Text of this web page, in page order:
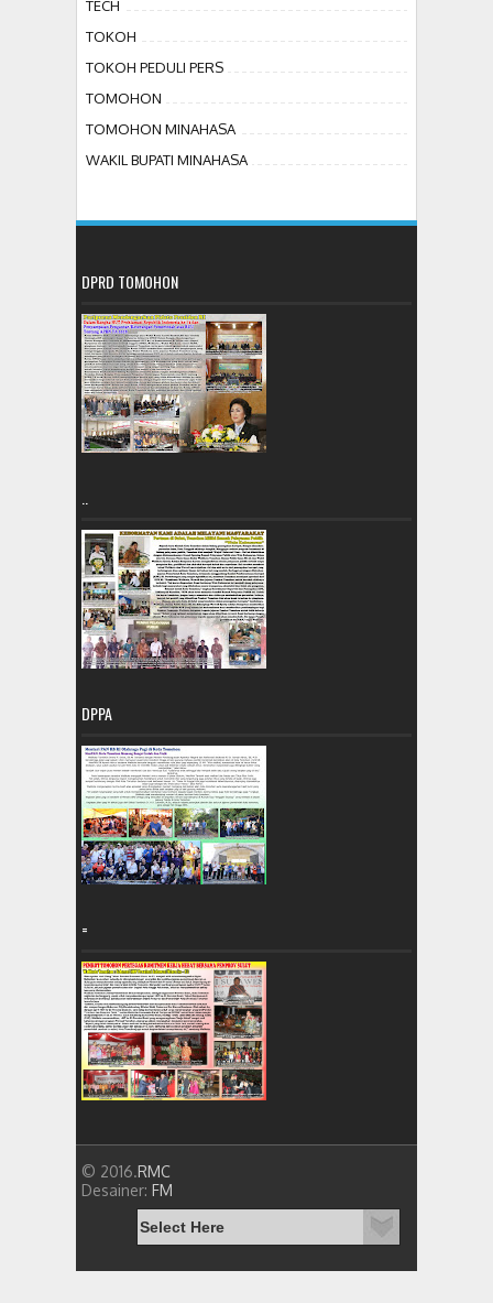
TECH
TOKOH
TOKOH PEDULI PERS
TOMOHON
TOMOHON MINAHASA
WAKIL BUPATI MINAHASA
DPRD TOMOHON
DPPA
=
© 2016.RMC
Desainer: FM